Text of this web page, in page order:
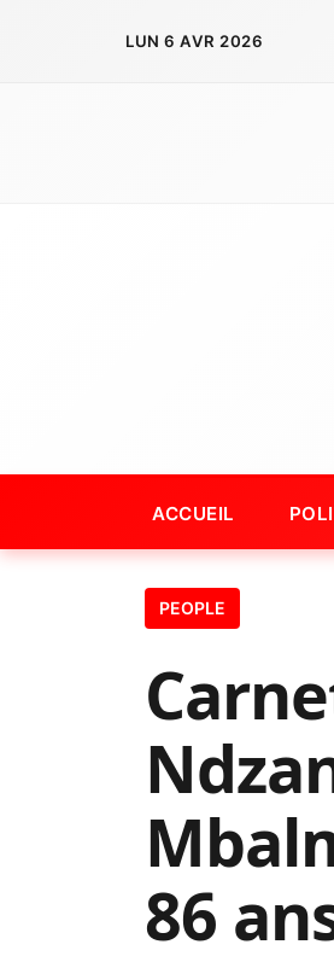
LUN 6 AVR 2026
ACCUEIL
PEOPLE
86